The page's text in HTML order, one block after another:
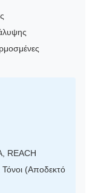
REACH
(Αποδεκτό